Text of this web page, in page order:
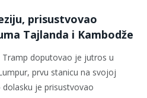
prisustvovao
Tajlanda i Kambodže
Tramp doputovao je jutros u
prvu stanicu na svojoj
je prisustvovao